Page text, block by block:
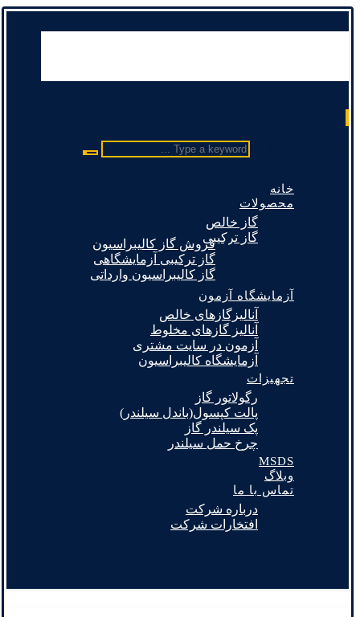
خانه
محصولات
گاز خالص
گاز ترکیبیفروش گاز کالیبراسیون
گاز ترکیبی آزمایشگاهی
گاز کالیبراسیون وارداتی
آزمایشگاه آزمون
آنالیزگازهای خالص
آنالیز گازهای مخلوط
آزمون در سایت مشتری
آزمایشگاه کالیبراسیون
تجهیزات
رگولاتور گاز
پالت کپسول(باندل سیلندر)
پک سیلندر گاز
چرخ حمل سیلندر
MSDS
وبلاگ
تماس با ما
درباره شرکت
افتخارات شرکت